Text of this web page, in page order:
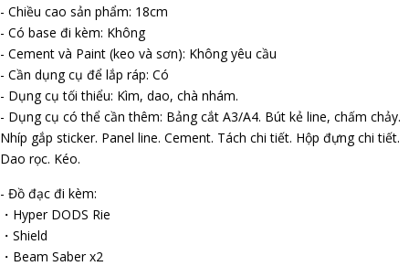
- Chiều cao sản phẩm: 18cm
- Có base đi kèm: Không
- Cement và Paint (keo và sơn): Không yêu cầu
- Cần dụng cụ để lắp ráp: Có
- Dụng cụ tối thiểu: Kìm, dao, chà nhám.
- Dụng cụ có thể cần thêm: Bảng cắt A3/A4. Bút kẻ line, chấm chảy.
Nhíp gắp sticker. Panel line. Cement. Tách chi tiết. Hộp đựng chi tiết.
Dao rọc. Kéo.
- Đồ đạc đi kèm:
・Hyper DODS Rifle
・Shield
・Beam Saber x2